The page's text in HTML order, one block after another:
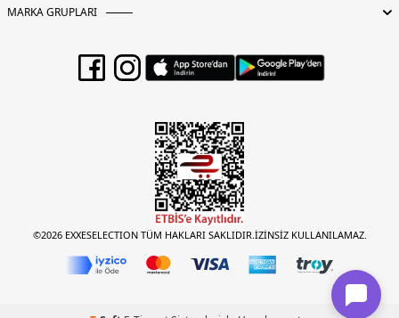
MARKA GRUPLARI
©2026 EXXESELECTION TÜM HAKLARI SAKLIDIR.İZİNSİZ KULLANILAMAZ.